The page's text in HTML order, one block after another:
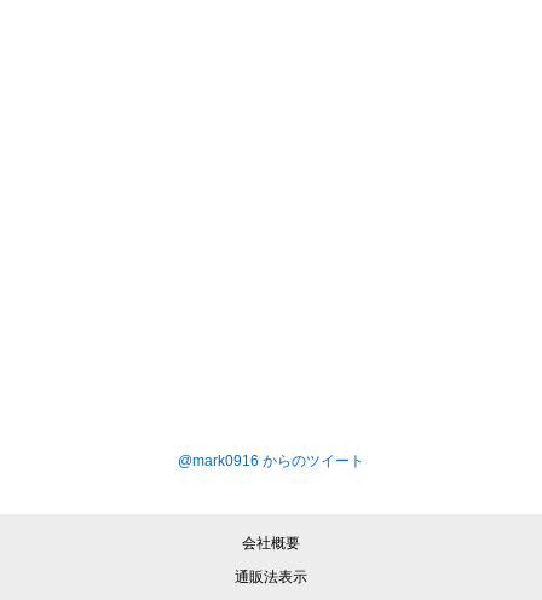
@mark0916 からのツイート
会社概要
通販法表示